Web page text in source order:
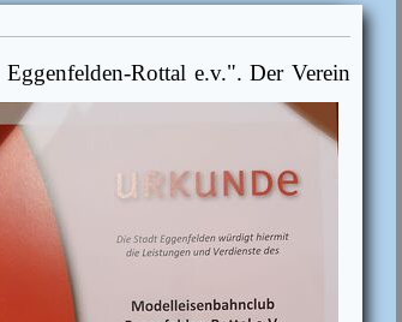
Eggenfelden-Rottal e.v.". Der Verein